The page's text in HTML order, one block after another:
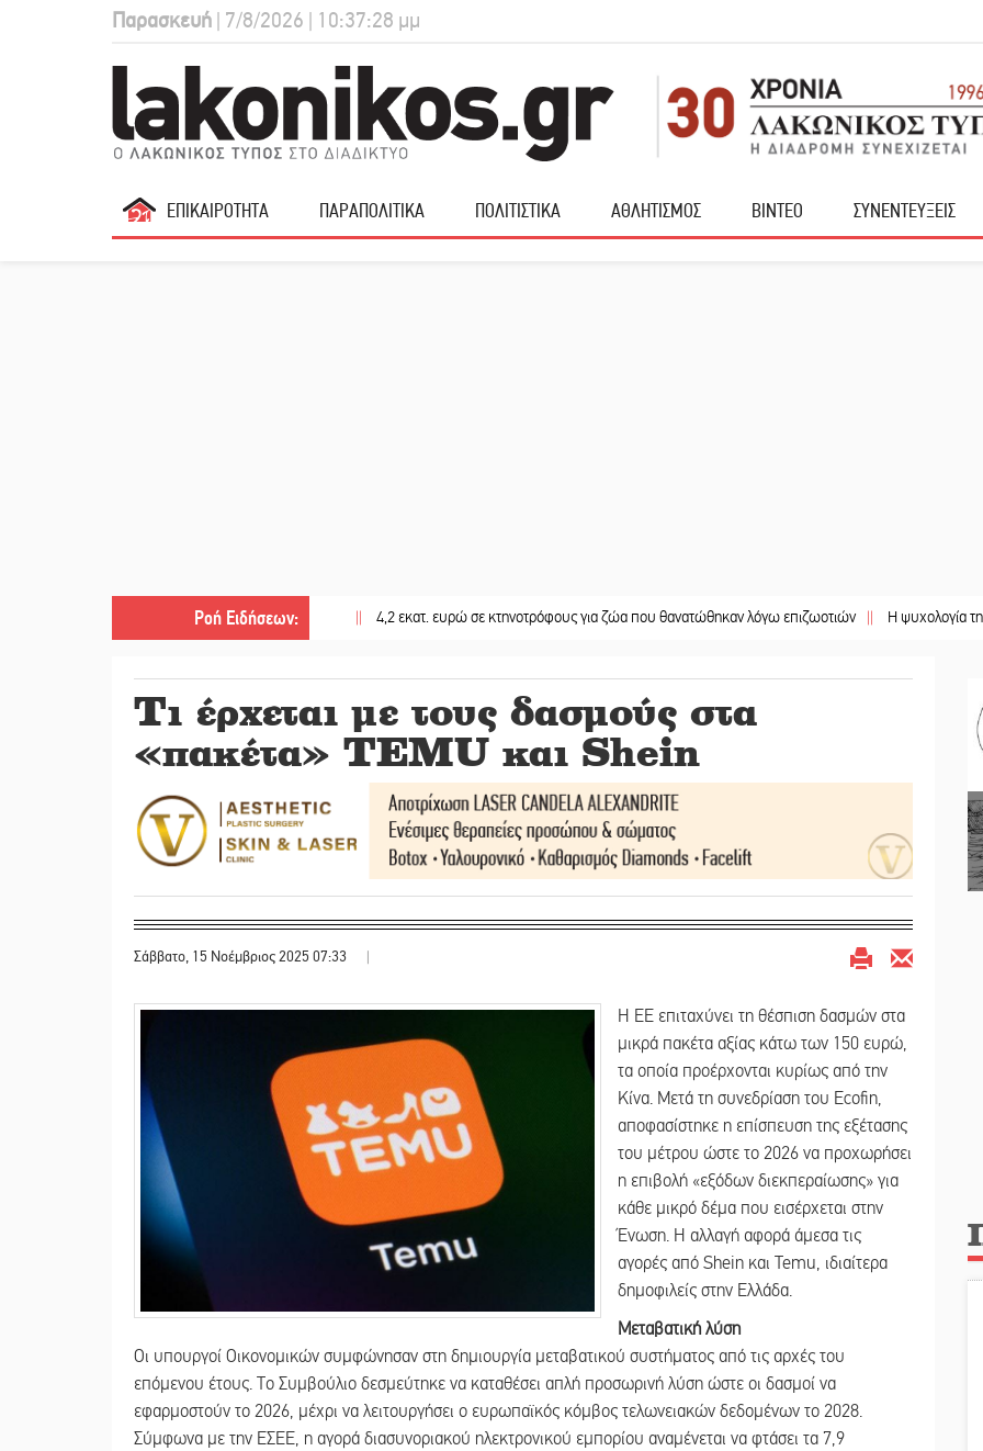
Παρασκευή | 7/8/2026 | 10:37:29 μμ
ΕΠΙΚΑΙΡΟΤΗΤΑ ΠΑΡΑΠΟΛΙΤΙΚΑ ΠΟΛΙΤΙΣΤΙΚΑ ΑΘΛΗΤΙΣΜΟΣ ΒΙΝΤΕΟ ΣΥΝΕΝΤΕΥΞΕΙΣ
Ροή Ειδήσεων:|| 4,2 εκατ. ευρώ σε κτηνοτρόφους για ζώα που θανατώθηκαν λόγω επιζωοτιών || Η ψυχολογία της
Τι έρχεται με τους δασμούς στα
«πακέτα» TEMU και Shein
Σάββατο, 15 Νοέμβριος 2025 07:33 |
Η ΕΕ επιταχύνει τη θέσπιση δασμών στα
μικρά πακέτα αξίας κάτω των 150 ευρώ,
τα οποία προέρχονται κυρίως από την
Κίνα. Μετά τη συνεδρίαση του Ecofin,
αποφασίστηκε η επίσπευση της εξέτασης
του μέτρου ώστε το 2026 να προχωρήσει
η επιβολή «εξόδων διεκπεραίωσης» για
κάθε μικρό δέμα που εισέρχεται στην
Ένωση. Η αλλαγή αφορά άμεσα τις
αγορές από Shein και Temu, ιδιαίτερα
δημοφιλείς στην Ελλάδα.
Μεταβατική λύση
Οι υπουργοί Οικονομικών συμφώνησαν στη δημιουργία μεταβατικού συστήματος από τις αρχές του
επόμενου έτους. Το Συμβούλιο δεσμεύτηκε να καταθέσει απλή προσωρινή λύση ώστε οι δασμοί να
εφαρμοστούν το 2026, μέχρι να λειτουργήσει ο ευρωπαϊκός κόμβος τελωνειακών δεδομένων το 2028.
Σύμφωνα με την ΕΣΕΕ, η αγορά διασυνοριακού ηλεκτρονικού εμπορίου αναμένεται να φτάσει τα 7,9